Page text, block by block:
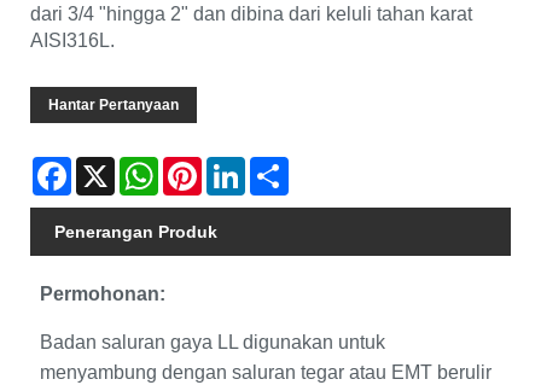
dari 3/4 "hingga 2" dan dibina dari keluli tahan karat
AISI316L.
Hantar Pertanyaan
Facebook
X WhatsAppPinterestLinkedIn
Penerangan Produk
Permohonan:
Badan saluran gaya LL digunakan untuk
menyambung dengan saluran tegar atau EMT berulir